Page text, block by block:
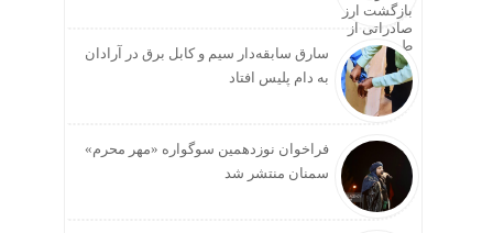
سارق سابقه‌دار سیم و کابل برق در آرادان
به دام پلیس افتاد
فراخوان نوزدهمین سوگواره «مهر محرم»
سمنان منتشر شد